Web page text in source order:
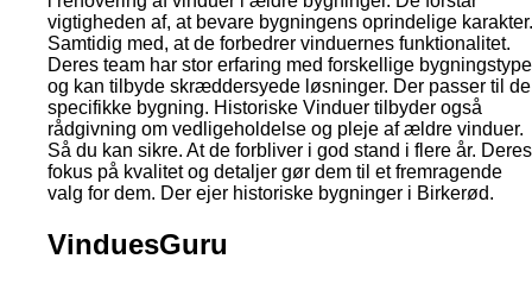
vigtigheden af, at bevare bygningens oprindelige karakter.
Samtidig med, at de forbedrer vinduernes funktionalitet.
Deres team har stor erfaring med forskellige
og kan tilbyde skræddersyede løsninger. Der passer til
specifikke bygning. Historiske Vinduer tilbyder også
rådgivning om vedligeholdelse og pleje af ældre vinduer.
Så du kan sikre. At de forbliver i god stand i flere år. Deres
fokus på kvalitet og detaljer gør dem til et fremragende
valg for dem. Der ejer historiske bygninger i Birkerød.
VinduesGuru